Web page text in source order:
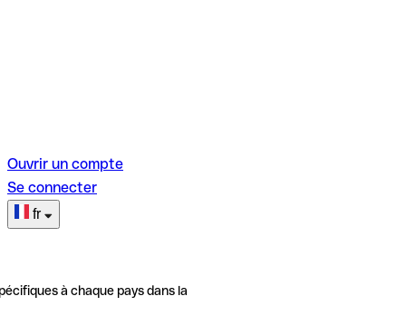
Ouvrir un compte
Se connecter
fr
à chaque pays dans la